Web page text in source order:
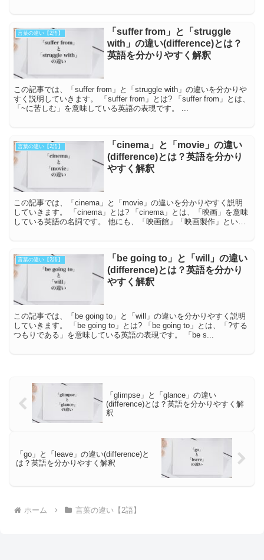
言葉の違い【2語】
「suffer from」と「struggle
with」の違い(difference)とは？
英語を分かりやすく解釈
この記事では、「suffer from」と「struggle with」の違いを分かりや
すく説明していきます。 「suffer from」とは? 「suffer from」とは、
「~に苦しむ」を意味している英語の表現です。 ...
言葉の違い【2語】
「cinema」と「movie」の違い
(difference)とは？英語を分かり
やすく解釈
この記事では、「cinema」と「movie」の違いを分かりやすく説明
していきます。 「cinema」とは? 「cinema」とは、「映画」を意味
している英語の名詞です。 他にも、「映画館」「映画製作」という
言葉の違い【2語】
「be going to」と「will」の違い
(difference)とは？英語を分かり
やすく解釈
この記事では、「be going to」と「will」の違いを分かりやすく説明
していきます。 「be going to」とは? 「be going to」とは、「?する
つもりである」を意味している英語の表現です。 「be s...
「glimpse」と「glance」の違い
(difference)とは？英語を分かりやすく解
釈
「go」と「leave」の違い(difference)と
は？英語を分かりやすく解釈
ホーム 言葉の違い【2語】